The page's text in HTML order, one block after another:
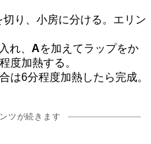
切り、小房に分ける。エリン
れ、 Aを加えてラップをか
度加熱する。
は6分程度加熱したら完成。
ツが続きます